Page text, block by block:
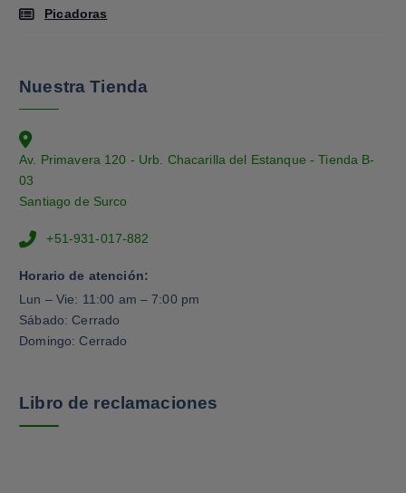
Picadoras
Nuestra Tienda
Av. Primavera 120 - Urb. Chacarilla del Estanque - Tienda B-
03
Santiago de Surco
+51-931-017-882
Horario de atención:
Lun – Vie: 11:00 am – 7:00 pm
Sábado: Cerrado
Domingo: Cerrado
Libro de reclamaciones